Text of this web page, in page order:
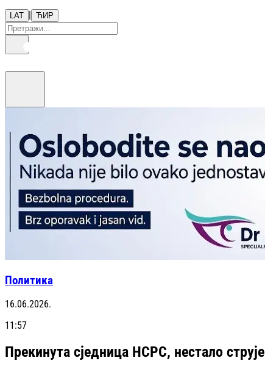
LAT | ЋИР
Политика
16.06.2026.
11:57
Прекинута сједница НСРС, нестало струје